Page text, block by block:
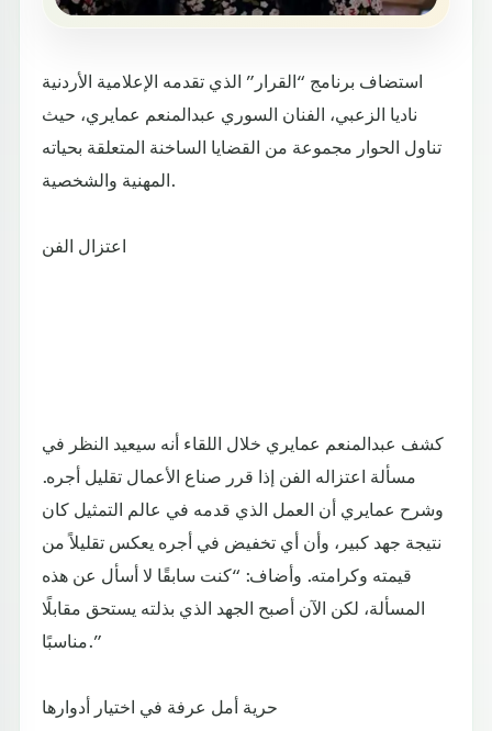
استضاف برنامج “القرار” الذي تقدمه الإعلامية الأردنية
ناديا الزعبي، الفنان السوري عبدالمنعم عمايري، حيث
تناول الحوار مجموعة من القضايا الساخنة المتعلقة بحياته
المهنية والشخصية.
اعتزال الفن
كشف عبدالمنعم عمايري خلال اللقاء أنه سيعيد النظر في
مسألة اعتزاله الفن إذا قرر صناع الأعمال تقليل أجره.
وشرح عمايري أن العمل الذي قدمه في عالم التمثيل كان
نتيجة جهد كبير، وأن أي تخفيض في أجره يعكس تقليلاً من
قيمته وكرامته. وأضاف: “كنت سابقًا لا أسأل عن هذه
المسألة، لكن الآن أصبح الجهد الذي بذلته يستحق مقابلًا
مناسبًا.”
حرية أمل عرفة في اختيار أدوارها